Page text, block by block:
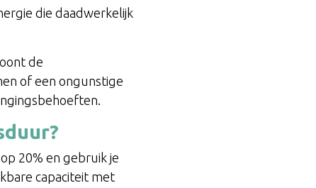
die daadwerkelijk
de
of een ongunstige
20% en gebruik je
capaciteit met